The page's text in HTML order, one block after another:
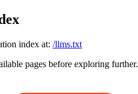
index at: /llms.txt
pages before exploring further.